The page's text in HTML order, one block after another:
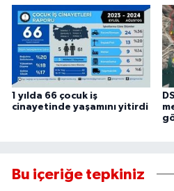
1 yılda 66 çocuk iş
cinayetinde yaşamını yitirdi
Bu içeriğe tepkiniz